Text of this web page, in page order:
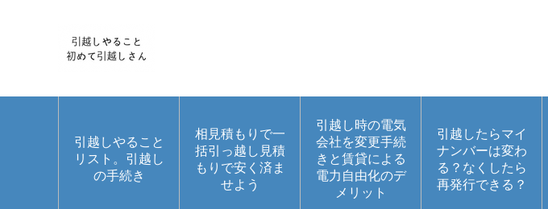
引越しやること
リスト。引越し
の手続き
相見積もりで一
括引っ越し見積
もりで安く済ま
せよう
引越し時の電気
会社を変更手続
きと賃貸による
電力自由化のデ
メリット
引越したらマイ
ナンバーは変わ
る？なくしたら
再発行できる？